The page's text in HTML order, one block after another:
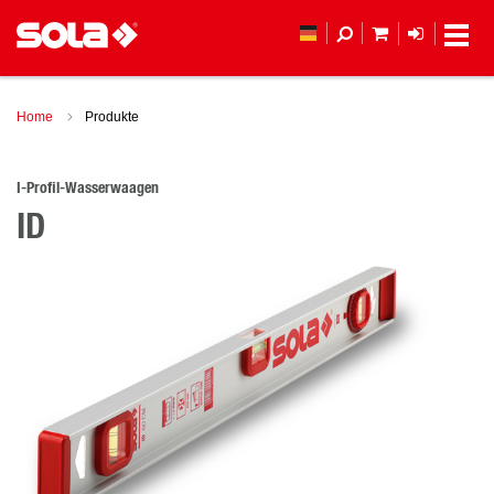
Home Produkte
I-Profil-Wasserwaagen
ID
MEIN